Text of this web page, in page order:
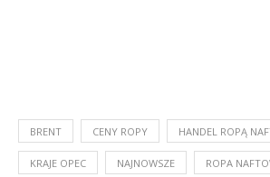
BRENT CENY ROPY HANDEL ROPĄ
KRAJE OPEC NAJNOWSZE ROPA